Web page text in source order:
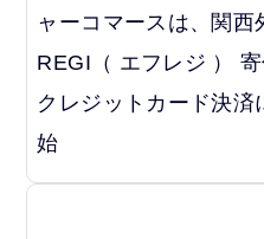
ャーコマースは、関西
REGI（ エフレジ ）
クレジットカード決済
始